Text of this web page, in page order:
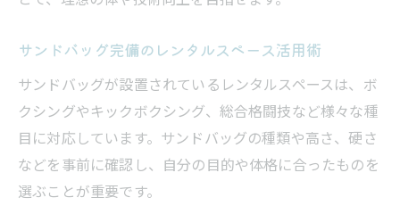
サンドバッグ完備のレンタルスペース活用術
サンドバッグが設置されているレンタルスペースは、ボ
クシングやキックボクシング、総合格闘技など様々な種
目に対応しています。サンドバッグの種類や高さ、硬さ
などを事前に確認し、自分の目的や体格に合ったものを
選ぶことが重要です。